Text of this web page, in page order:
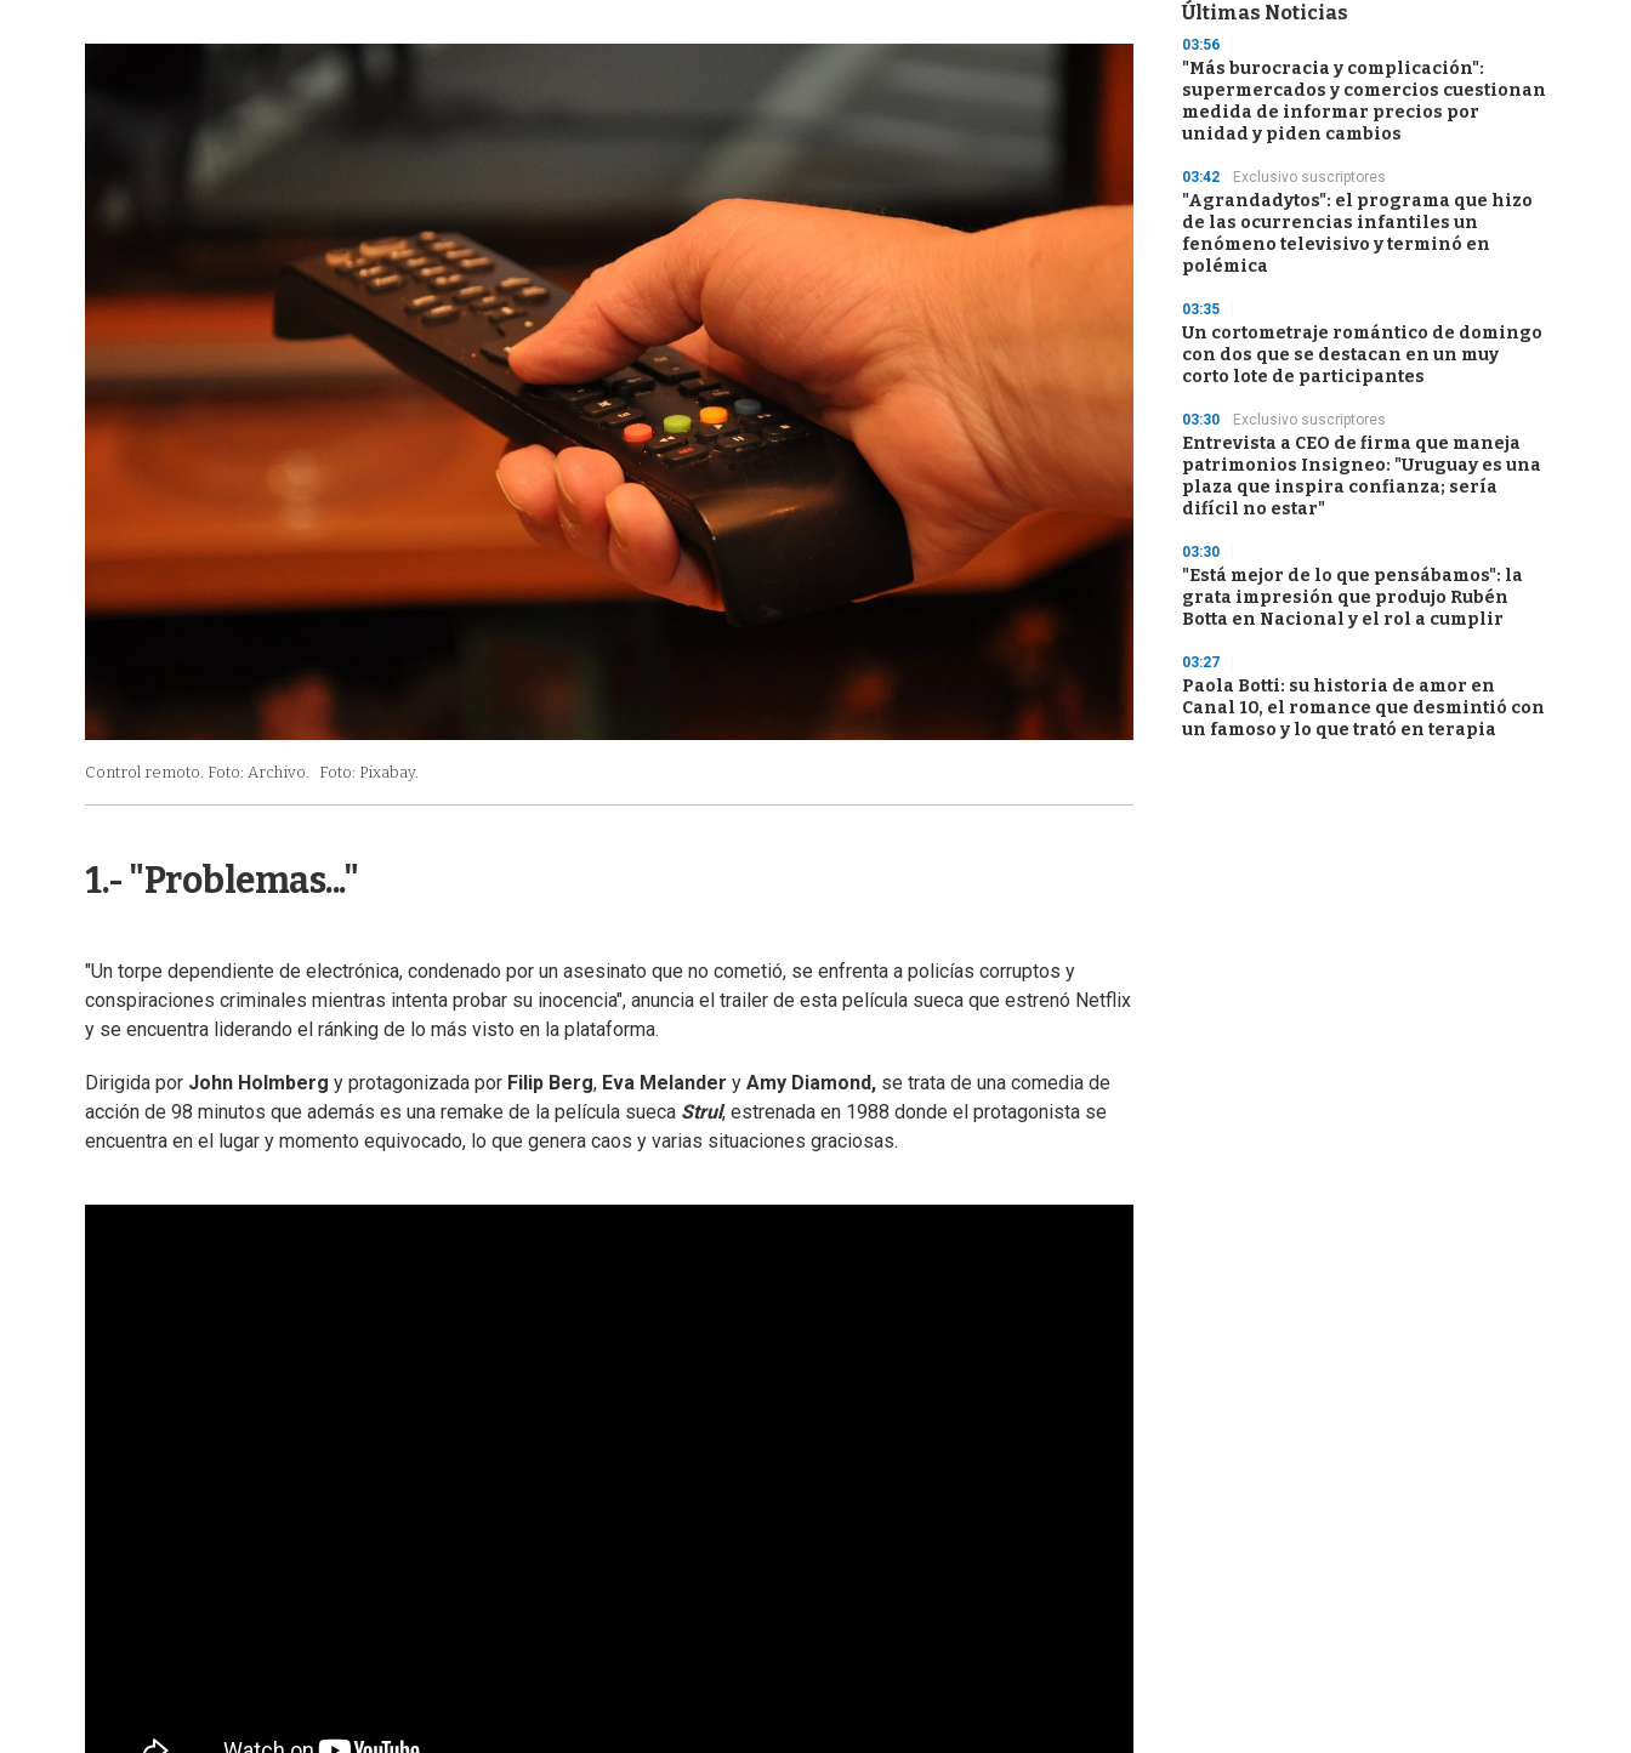
Control remoto. Foto: Archivo. Foto: Pixabay.
1.- "Problemas..."
"Un torpe dependiente de electrónica, condenado por un asesinato que no cometió, se enfrenta a policías corruptos y
conspiraciones criminales mientras intenta probar su inocencia", anuncia el trailer de esta película sueca que estrenó Netflix
y se encuentra liderando el ránking de lo más visto en la plataforma.
Dirigida por John Holmberg y protagonizada por Filip Berg, Eva Melander y Amy Diamond, se trata de una comedia de
acción de 98 minutos que además es una remake de la película sueca Strul, estrenada en 1988 donde el protagonista se
encuentra en el lugar y momento equivocado, lo que genera caos y varias situaciones graciosas.
Últimas Noticias
03:56
"Más burocracia y complicación":
supermercados y comercios cuestionan
medida de informar precios por
unidad y piden cambios
03:42 Exclusivo suscriptores
"Agrandadytos": el programa que hizo
de las ocurrencias infantiles un
fenómeno televisivo y terminó en
polémica
03:35
Un cortometraje romántico de domingo
con dos que se destacan en un muy
corto lote de participantes
03:30 Exclusivo suscriptores
Entrevista a CEO de firma que maneja
patrimonios Insigneo: "Uruguay es una
plaza que inspira confianza; sería
difícil no estar"
03:30
"Está mejor de lo que pensábamos": la
grata impresión que produjo Rubén
Botta en Nacional y el rol a cumplir
03:27
Paola Botti: su historia de amor en
Canal 10, el romance que desmintió con
un famoso y lo que trató en terapia